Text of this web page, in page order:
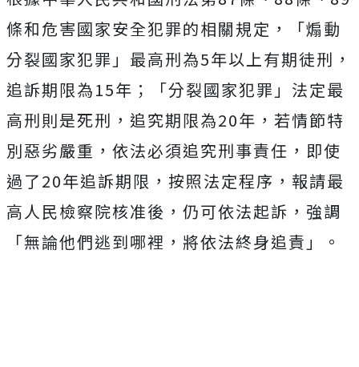
條和危害國家安全犯罪的相關規定，「煽動
分裂國家犯罪」最高刑為5年以上有期徒刑，
追訴期限為15年；「分裂國家犯罪」法定最
高刑則是死刑，追究期限為20年，若情節特
別惡劣嚴重，依法必須追究刑事責任，即使
過了20年追訴期限，按照法定程序，報請最
高人民檢察院核准後，仍可依法起訴，強調
「無論他們逃到哪裡，將依法終身追責」。